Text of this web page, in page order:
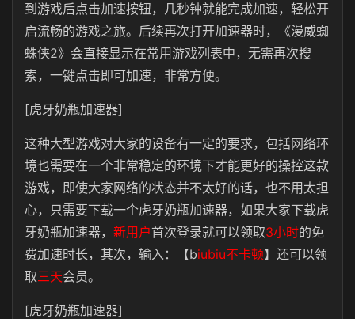
到游戏后点击加速按钮，几秒钟就能完成加速，轻松开
启流畅的游戏之旅。后续再次打开加速器时，《漫威蜘
蛛侠2》会直接显示在常用游戏列表中，无需再次搜
索，一键点击即可加速，非常方便。
[虎牙奶瓶加速器]
这种大型游戏对大家的设备有一定的要求，包括网络环
境也需要在一个非常稳定的环境下才能更好的操控这款
游戏，即使大家网络的状态并不太好的话，也不用太担
心，只需要下载一个虎牙奶瓶加速器，如果大家下载虎
牙奶瓶加速器， 新用户首次登录就可以领取3小时的免
费加速时长，其次，输入：【biubiu不卡顿】还可以领
取三天会员。
[虎牙奶瓶加速器]